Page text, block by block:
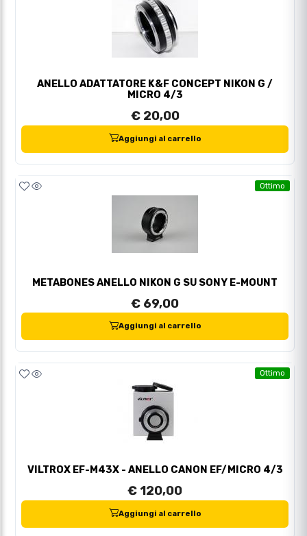
ANELLO ADATTATORE K&F CONCEPT NIKON G /
MICRO 4/3
€ 20,00
Aggiungi al carrello
Ottimo
METABONES ANELLO NIKON G SU SONY E-MOUNT
€ 69,00
Aggiungi al carrello
Ottimo
VILTROX EF-M43X - ANELLO CANON EF/MICRO 4/3
€ 120,00
Aggiungi al carrello